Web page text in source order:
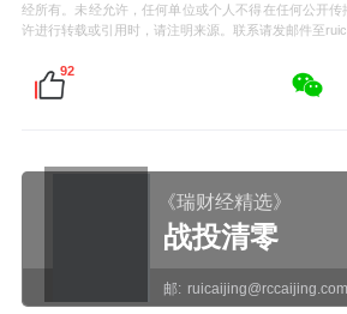
经所有。未经允许，任何单位或个人不得在任何公开
许进行转载或引用时，请注明来源。联系请发邮件至
92
《瑞财经精选》
战投清零
邮: ruicaijing@rccaijing.com